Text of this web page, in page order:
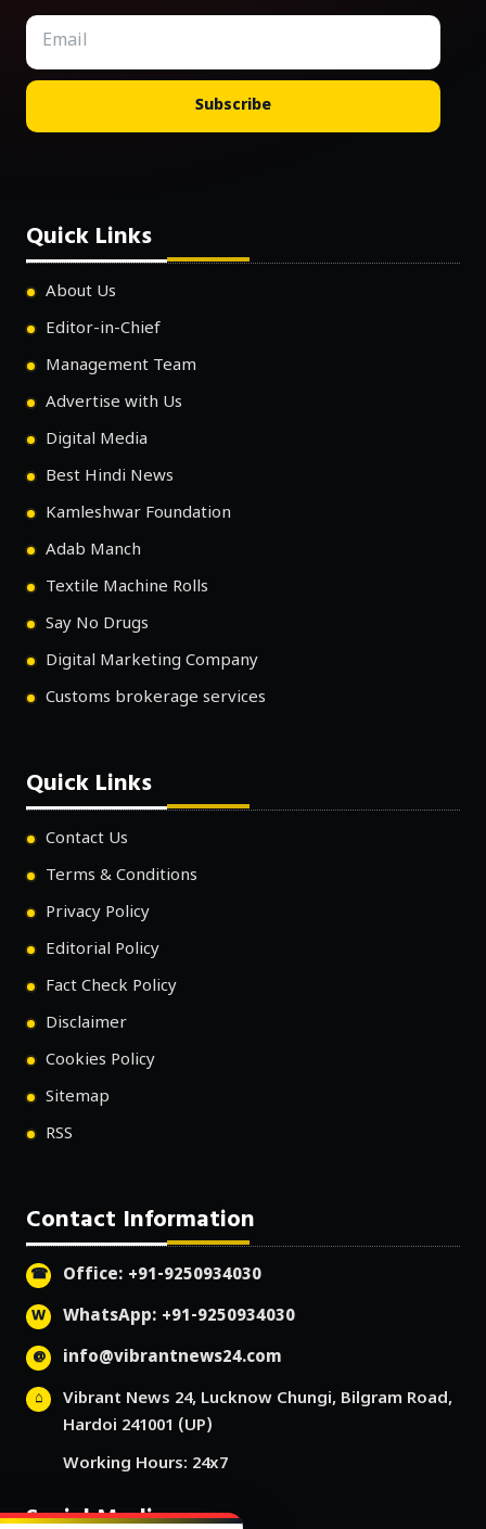
Subscribe
Quick Links
About Us
Editor-in-Chief
Management Team
Advertise with Us
Digital Media
Best Hindi News
Kamleshwar Foundation
Adab Manch
Textile Machine Rolls
Say No Drugs
Digital Marketing Company
Customs brokerage services
Quick Links
Contact Us
Terms & Conditions
Privacy Policy
Editorial Policy
Fact Check Policy
Disclaimer
Cookies Policy
Sitemap
RSS
Contact Information
Office: +91-9250934030
WhatsApp: +91-9250934030
info@vibrantnews24.com
Vibrant News 24, Lucknow Chungi, Bilgram Road,
Hardoi 241001 (UP)
Working Hours: 24x7
Social Media